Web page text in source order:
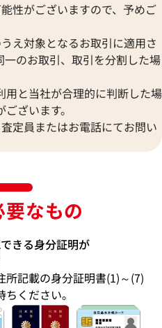
性がございますので、予めご
え対象となるお取引に適用さ
のお取引、取引を分割した場
用と当社が合理的に判断した場
ざいます。
定員またはお電話にてお問い
要なもの
きる身分証明が
所記載の身分証明書(1)～(7)
ください。